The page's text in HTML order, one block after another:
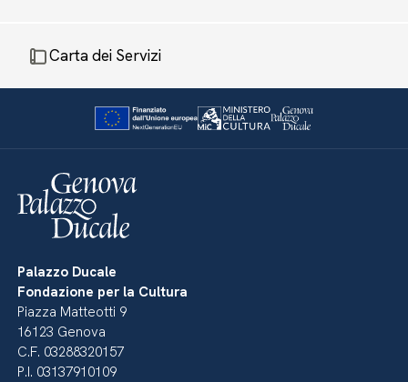
Carta dei Servizi
Palazzo Ducale
Fondazione per la Cultura
Piazza Matteotti 9
16123 Genova
C.F. 03288320157
P.I. 03137910109